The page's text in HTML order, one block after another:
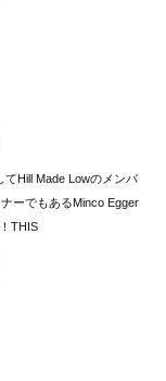
Hill Made Lowのメンバ
ーでもあるMinco Egger
THIS